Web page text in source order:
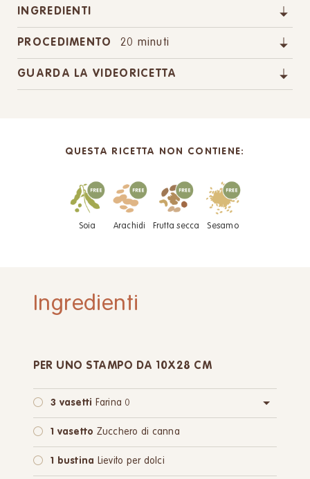
INGREDIENTI
PROCEDIMENTO 20 minuti
GUARDA LA VIDEORICETTA
QUESTA RICETTA NON CONTIENE:
Soia Arachidi Frutta secca Sesamo
Ingredienti
PER UNO STAMPO DA 10X28 CM
3 vasetti Farina 0
oppure:3 vasettiFarina integrale
1 vasetto Zucchero di canna
1 bustina Lievito per dolci